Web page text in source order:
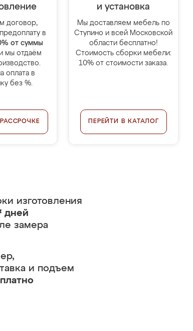
договор,
в
от суммы
мы отдаём
оплата в
без %.
и установка
Мы доставляем мебель по
Ступино и всей Московской
области бесплатно!
Стоимость сборки мебели:
10% от стоимости заказа.
ПЕРЕЙТИ В КАТАЛОГ
изготовления
дней
замера
и подъем